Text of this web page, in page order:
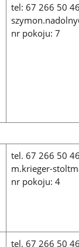
tel: 67 266 50
nr pokoju: 7
tel. 67 266 50
m.krieger-
nr pokoju: 4
tel. 67 266 50